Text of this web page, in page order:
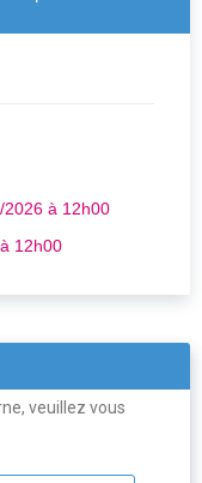
2026 à 12h00
12h00
veuillez vous